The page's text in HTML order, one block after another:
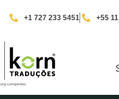
+1 727 233 5451 +55